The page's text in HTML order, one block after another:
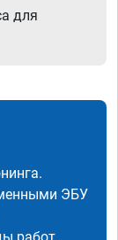
для
ЭБУ